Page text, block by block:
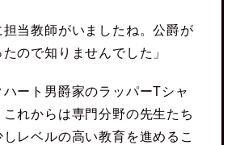
担当教師がいましたね。公爵が
ので知りませんでした」
ハート男爵家のラッパーTシャ
れからは専門分野の先生たち
レベルの高い教育を進めるこ